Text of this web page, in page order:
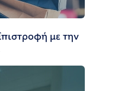
με την